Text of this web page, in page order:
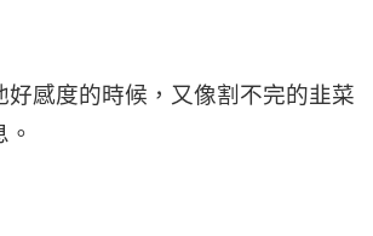
好感度的時候，又像割不完的韭菜